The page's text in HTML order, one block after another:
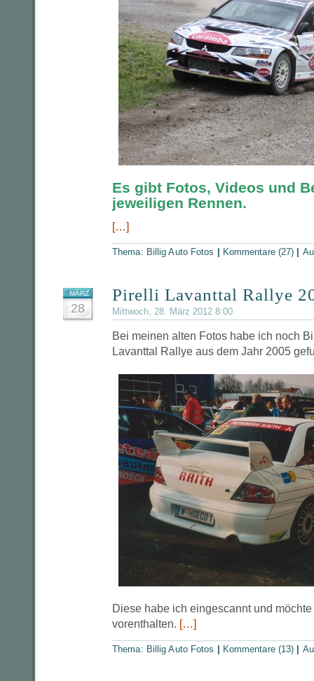
Es gibt Fotos, Videos und
jeweiligen Rennen.
[…]
Thema: Billig Auto Fotos Kommentare (27)
MÄRZ
28
Pirelli Lavanttal Rallye
Mittwoch, 28. März 2012 8:00
Bei meinen alten Fotos habe ich noch
Lavanttal Rallye aus dem Jahr 2005
Diese habe ich eingescannt und
vorenthalten. […]
Thema: Billig Auto Fotos Kommentare (13)